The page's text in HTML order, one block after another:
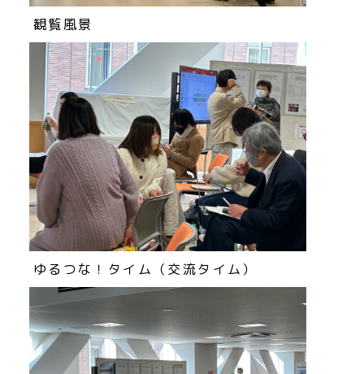
観覧風景
ゆるつな！タイム（交流タイム）